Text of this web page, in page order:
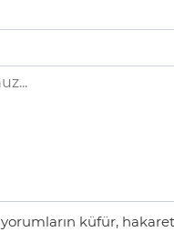
küfür,